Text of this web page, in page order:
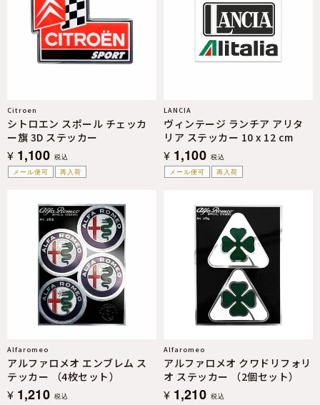
メール便可 再入荷
Citroen
シトロエン スポール チェッカ
ー旗 3D ステッカー
¥ 1,100 税込
メール便可
再入荷
LANCIA
ヴィンテージ ランチア アリタ
リア ステッカー 10 x 12 cm
¥ 1,100 税込
Alfaromeo
アルファロメオ エンブレム ス
テッカー （4枚セット）
¥ 1,210 税込
Alfaromeo
アルファロメオ クワドリフォリ
オ ステッカー （2個セット）
¥ 1,210 税込